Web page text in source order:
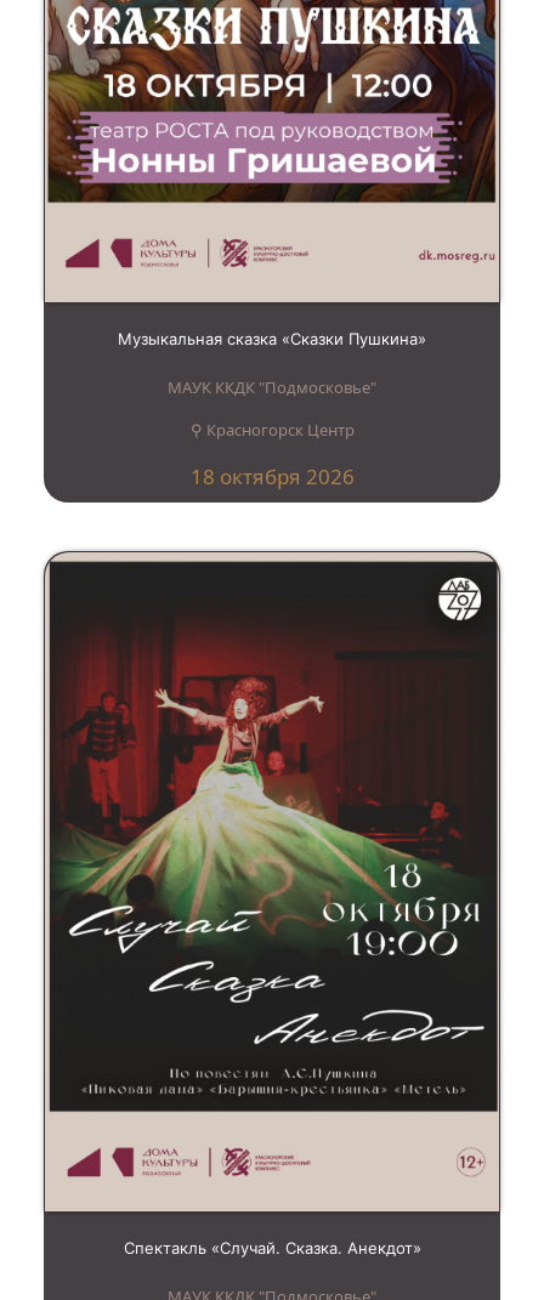
Музыкальная сказка «Сказки Пушкина»
МАУК ККДК "Подмосковье"
⚲ Красногорск Центр
18 октября 2026
Спектакль «Случай. Сказка. Анекдот»